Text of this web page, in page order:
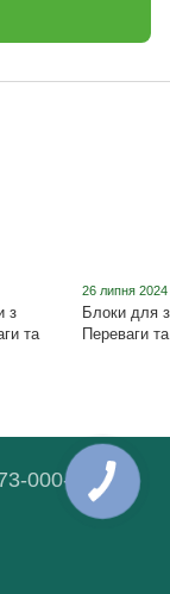
з
та
26 липня 2024
Блоки для
Переваги
000-90-03